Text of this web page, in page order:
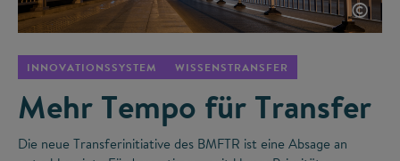
©
INNOVATIONSSYSTEM WISSENSTRANSFER
Mehr Tempo für Transfer
Die neue Transferinitiative des BMFTR ist eine Absage an